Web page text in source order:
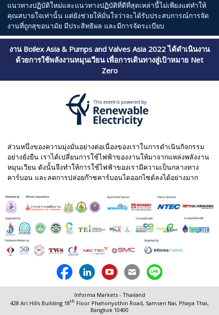
แนวทางปฏิบัติใหม่และแนวทางปฏิบัติที่ดีที่สุดเหล่านี้ไม่เพียงแต่ทำให้
คุณสบายใจเท่านั้น แต่ยังช่วยให้มั่นใจว่าจะได้รับประสบการณ์การจัด
งานที่ถูกสุขอนามัย มีประสิทธิผล และมีการจัดระเบียบ
งาน Boilex Asia & Pumps and Valves Asia 2022ได้ดำเนินงาน
ด้วยการใช้พลังงานหมุนเวียน เพื่อการเดินทางสู่เป้าหมาย Net
Zero
ส่วนหนึ่งของความมุ่งมั่นอย่างต่อเนื่องของเราในการดำเนินกิจกรรม
อย่างยั่งยืน เราได้เปลี่ยนการใช้ไฟฟ้าของงานให้มาจากแหล่งพลังงาน
หมุนเวียน ดังนั้นจึงทำให้การใช้ไฟฟ้าของเรามีความเป็นกลางทาง
คาร์บอน และลดการปล่อยก๊าซคาร์บอนไดออกไซด์ลงได้อย่างมาก
Informa Markets - Thailand
428 Ari Hills Building 18th Floor Phahonyothin Road, Samsen Nai, Phaya Thai,
Bangkok 10400